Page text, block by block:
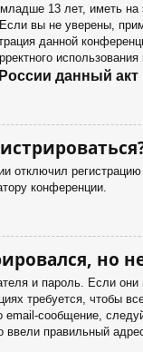
13 лет, иметь на
вы не уверены,
данной
данный
отключил
конференции.
но
и пароль. Если
требуется, чтобы
сообщение,
правильный